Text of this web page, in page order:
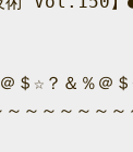
＄☆？＆％＠
～～～～～～